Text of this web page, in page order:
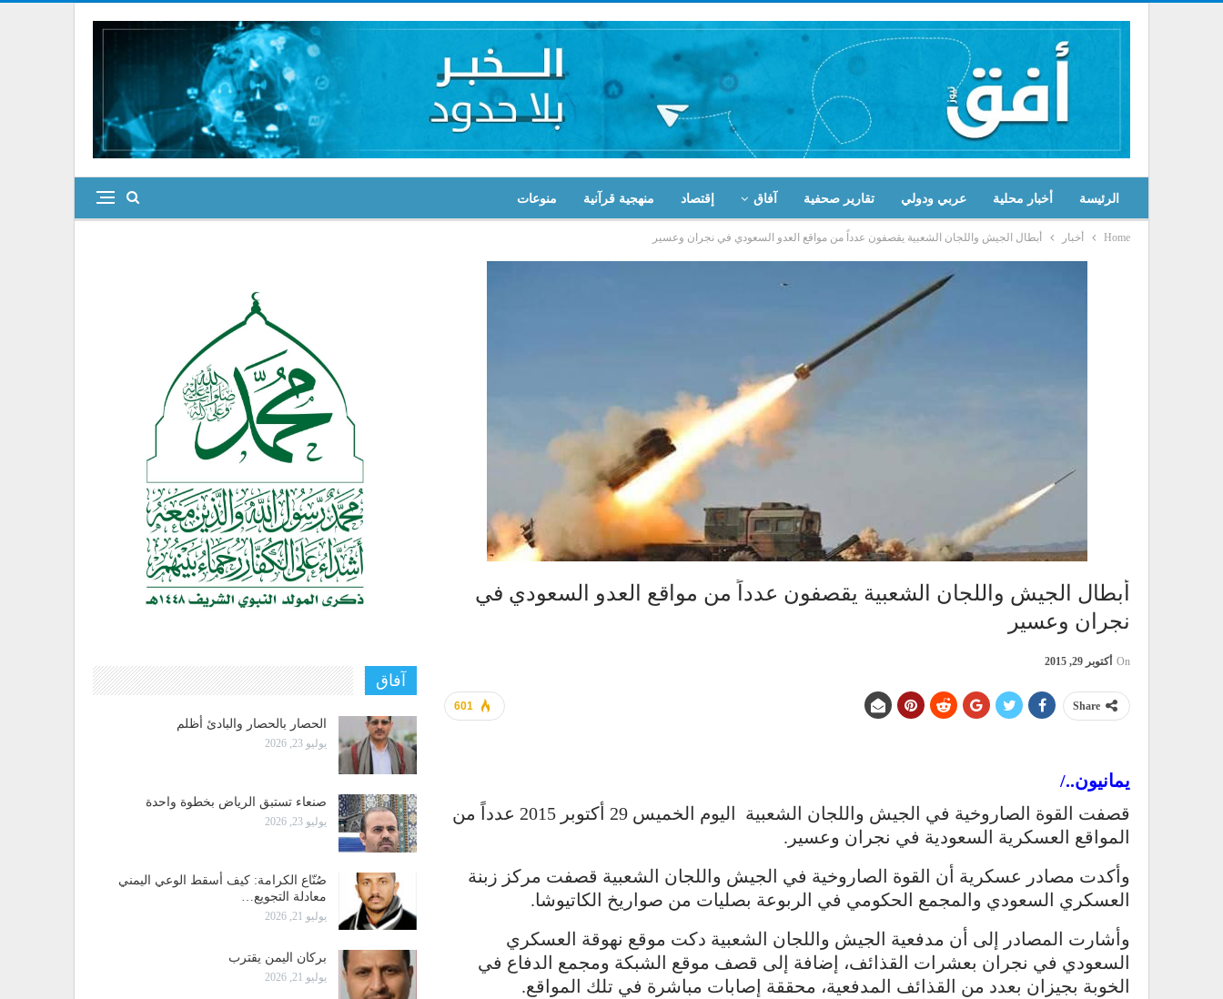
الرئيسة أخبار محلية عربي ودولي تقارير صحفية آفاق إقتصاد منهجية قرآنية منوعات
Home أخبار أبطال الجيش واللجان الشعبية يقصفون عدداً من مواقع العدو السعودي في نجران وعسير
أبطال الجيش واللجان الشعبية يقصفون عدداً من مواقع العدو السعودي في
نجران وعسير
On أكتوبر 29, 2015
601 Share
يمانيون../
قصفت القوة الصاروخية في الجيش واللجان الشعبية اليوم الخميس 29 أكتوبر 2015 عدداً من
المواقع العسكرية السعودية في نجران وعسير.
وأكدت مصادر عسكرية أن القوة الصاروخية في الجيش واللجان الشعبية قصفت مركز زبنة
العسكري السعودي والمجمع الحكومي في الربوعة بصليات من صواريخ الكاتيوشا.
وأشارت المصادر إلى أن مدفعية الجيش واللجان الشعبية دكت موقع نهوقة العسكري
السعودي في نجران بعشرات القذائف، إضافة إلى قصف موقع الشبكة ومجمع الدفاع في
الخوبة بجيزان بعدد من القذائف المدفعية، محققة إصابات مباشرة في تلك المواقع.
آفاق
الحصار بالحصار والبادئ أظلم
يوليو 23, 2026
صنعاء تستبق الرياض بخطوة واحدة
يوليو 23, 2026
صُنّاع الكرامة: كيف أسقط الوعي اليمني
معادلة التجويع…
يوليو 21, 2026
بركان اليمن يقترب
يوليو 21, 2026